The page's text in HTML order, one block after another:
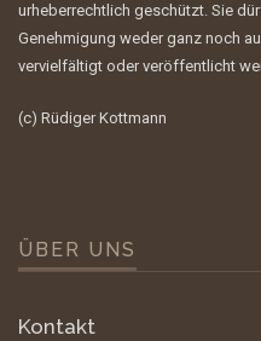
urheberrechtlich geschützt. Sie
Genehmigung weder ganz noch
vervielfältigt oder veröffentlicht
(c) Rüdiger Kottmann
ÜBER UNS
Kontakt